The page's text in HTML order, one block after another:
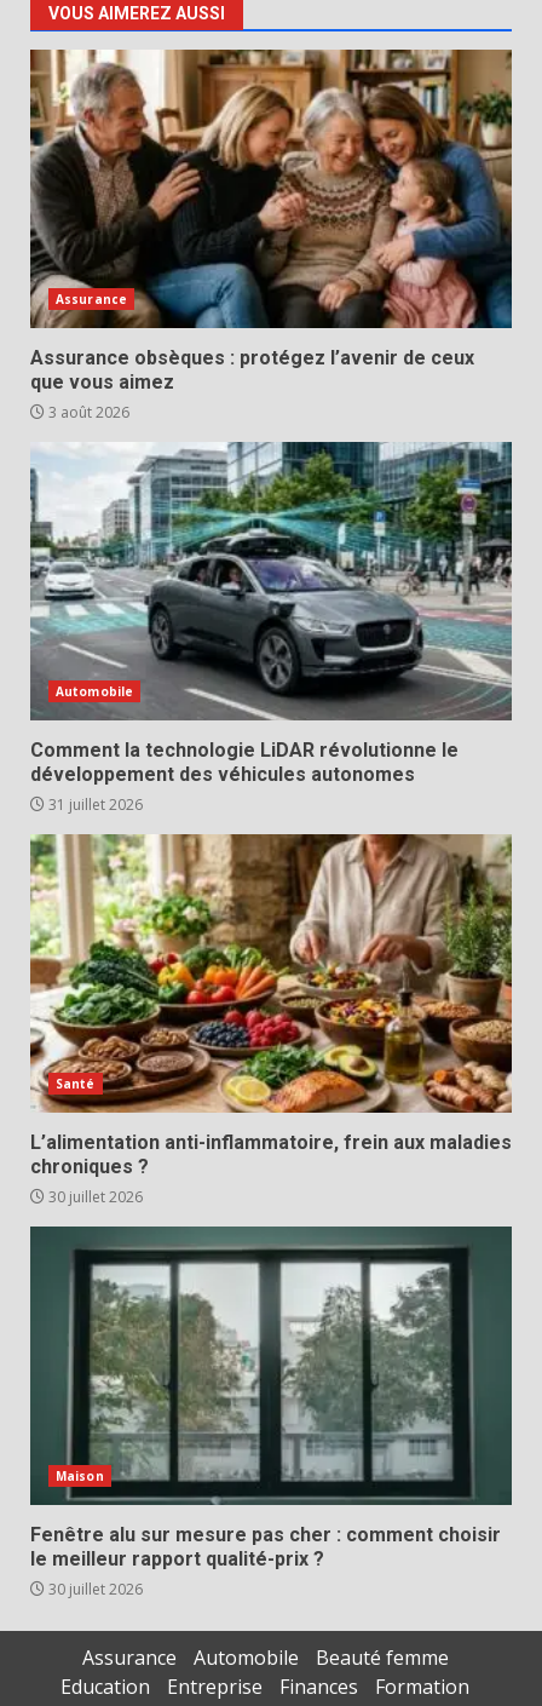
VOUS AIMEREZ AUSSI
Assurance
Assurance obsèques : protégez l’avenir de ceux
que vous aimez
3 août 2026
Automobile
Comment la technologie LiDAR révolutionne le
développement des véhicules autonomes
31 juillet 2026
Santé
L’alimentation anti-inflammatoire, frein aux maladies
chroniques ?
30 juillet 2026
Maison
Fenêtre alu sur mesure pas cher : comment choisir
le meilleur rapport qualité-prix ?
30 juillet 2026
Assurance Automobile
Beauté femme
Education
Entreprise Finances
Formation